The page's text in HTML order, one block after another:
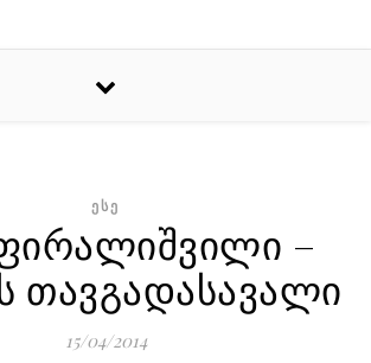
ᲔᲡᲔ
–
თავგადასავალი
15/04/2014